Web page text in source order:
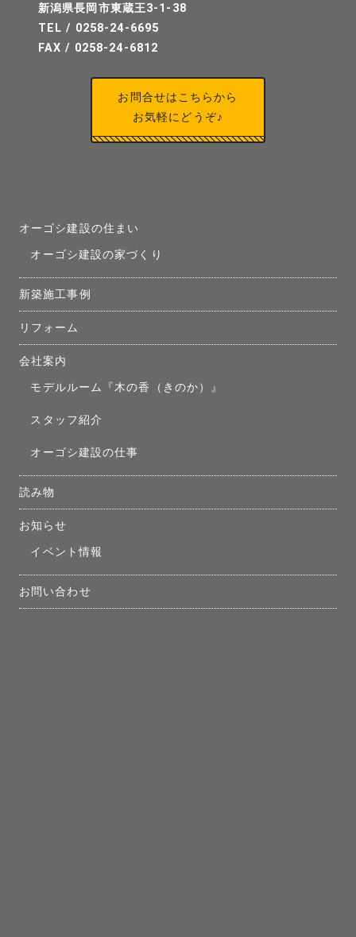
新潟県長岡市東蔵王3-1-38
TEL / 0258-24-6695
FAX / 0258-24-6812
お問合せはこちらから
お気軽にどうぞ♪
オーゴシ建設の住まい
オーゴシ建設の家づくり
新築施工事例
リフォーム
会社案内
モデルルーム『木の香（きのか）』
スタッフ紹介
オーゴシ建設の仕事
読み物
お知らせ
イベント情報
お問い合わせ